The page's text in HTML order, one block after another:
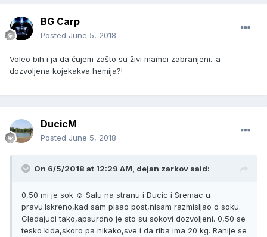
BG Carp
Posted June 5, 2018
Voleo bih i ja da čujem zašto su živi mamci zabranjeni...a
dozvoljena kojekakva hemija?!
DucicM
Posted June 5, 2018
On 6/5/2018 at 12:29 AM, dejan zarkov said:
0,50 mi je sok ☺ Salu na stranu i Ducic i Sremac u
pravu.Iskreno,kad sam pisao post,nisam razmisljao o soku.
Gledajuci tako,apsurdno je sto su sokovi dozvoljeni. 0,50 se
tesko kida,skoro pa nikako,sve i da riba ima 20 kg. Ranije se